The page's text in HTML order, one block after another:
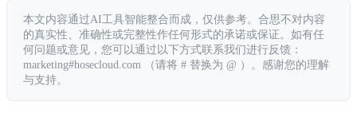
本文内容通过AI工具智能整合而成，仅供参考。合思不对内容
的真实性、准确性或完整性作任何形式的承诺或保证。如有任
何问题或意见，您可以通过以下方式联系我们进行反馈：
marketing#hosecloud.com （请将 # 替换为 @ ）。感谢您的理解
与支持。